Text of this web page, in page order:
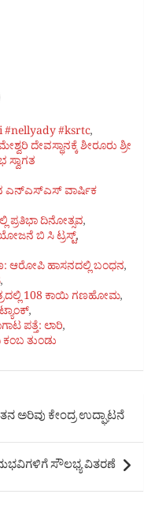
#nellyady #ksrtc,
ದೇವಸ್ಥಾನಕ್ಕೆ ಶೀರೂರು ಶ್ರೀ
ಎನ್‌ಎಸ್‌ಎಸ್ ವಾರ್ಷಿಕ
ಪ್ರತಿಭಾ ದಿನೋತ್ಸವ,
ಯೋಜನೆ ಬಿ ಸಿ ಟ್ರಸ್ಟ್‌,
ಆರೋಪಿ ಹಾಸನದಲ್ಲಿ ಬಂಧನ,
,
108 ಕಾಯಿ ಗಣಹೋಮ,
,
ಪತ್ತೆ: ಲಾರಿ,
ಕಂಬ ತುಂಡು
ಅರಿವು ಕೇಂದ್ರ ಉದ್ಘಾಟನೆ
ಸೌಲಭ್ಯ ವಿತರಣೆ